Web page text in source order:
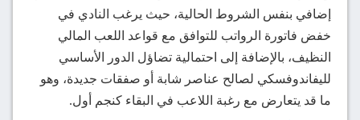
إضافي بنفس الشروط الحالية، حيث يرغب النادي في
خفض فاتورة الرواتب للتوافق مع قواعد اللعب المالي
النظيف، بالإضافة إلى احتمالية تضاؤل الدور الأساسي
لليفاندوفسكي لصالح عناصر شابة أو صفقات جديدة، وهو
ما قد يتعارض مع رغبة اللاعب في البقاء كنجم أول.